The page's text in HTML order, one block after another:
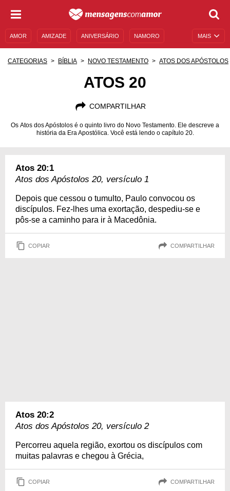
MAIS
AMOR AMIZADE ANIVERSÁRIO NAMORO
CATEGORIAS BÍBLIA NOVO TESTAMENTO ATOS DOS APÓSTOLOS
ATOS 20
COMPARTILHAR
Os Atos dos Apóstolos é o quinto livro do Novo Testamento. Ele descreve a
história da Era Apostólica. Você está lendo o capítulo 20.
Atos 20:1
Atos dos Apóstolos 20, versículo 1
Depois que cessou o tumulto, Paulo convocou os
discípulos. Fez-lhes uma exortação, despediu-se e
pôs-se a caminho para ir à Macedônia.
COPIAR COMPARTILHAR
Atos 20:2
Atos dos Apóstolos 20, versículo 2
Percorreu aquela região, exortou os discípulos com
muitas palavras e chegou à Grécia,
COPIAR COMPARTILHAR